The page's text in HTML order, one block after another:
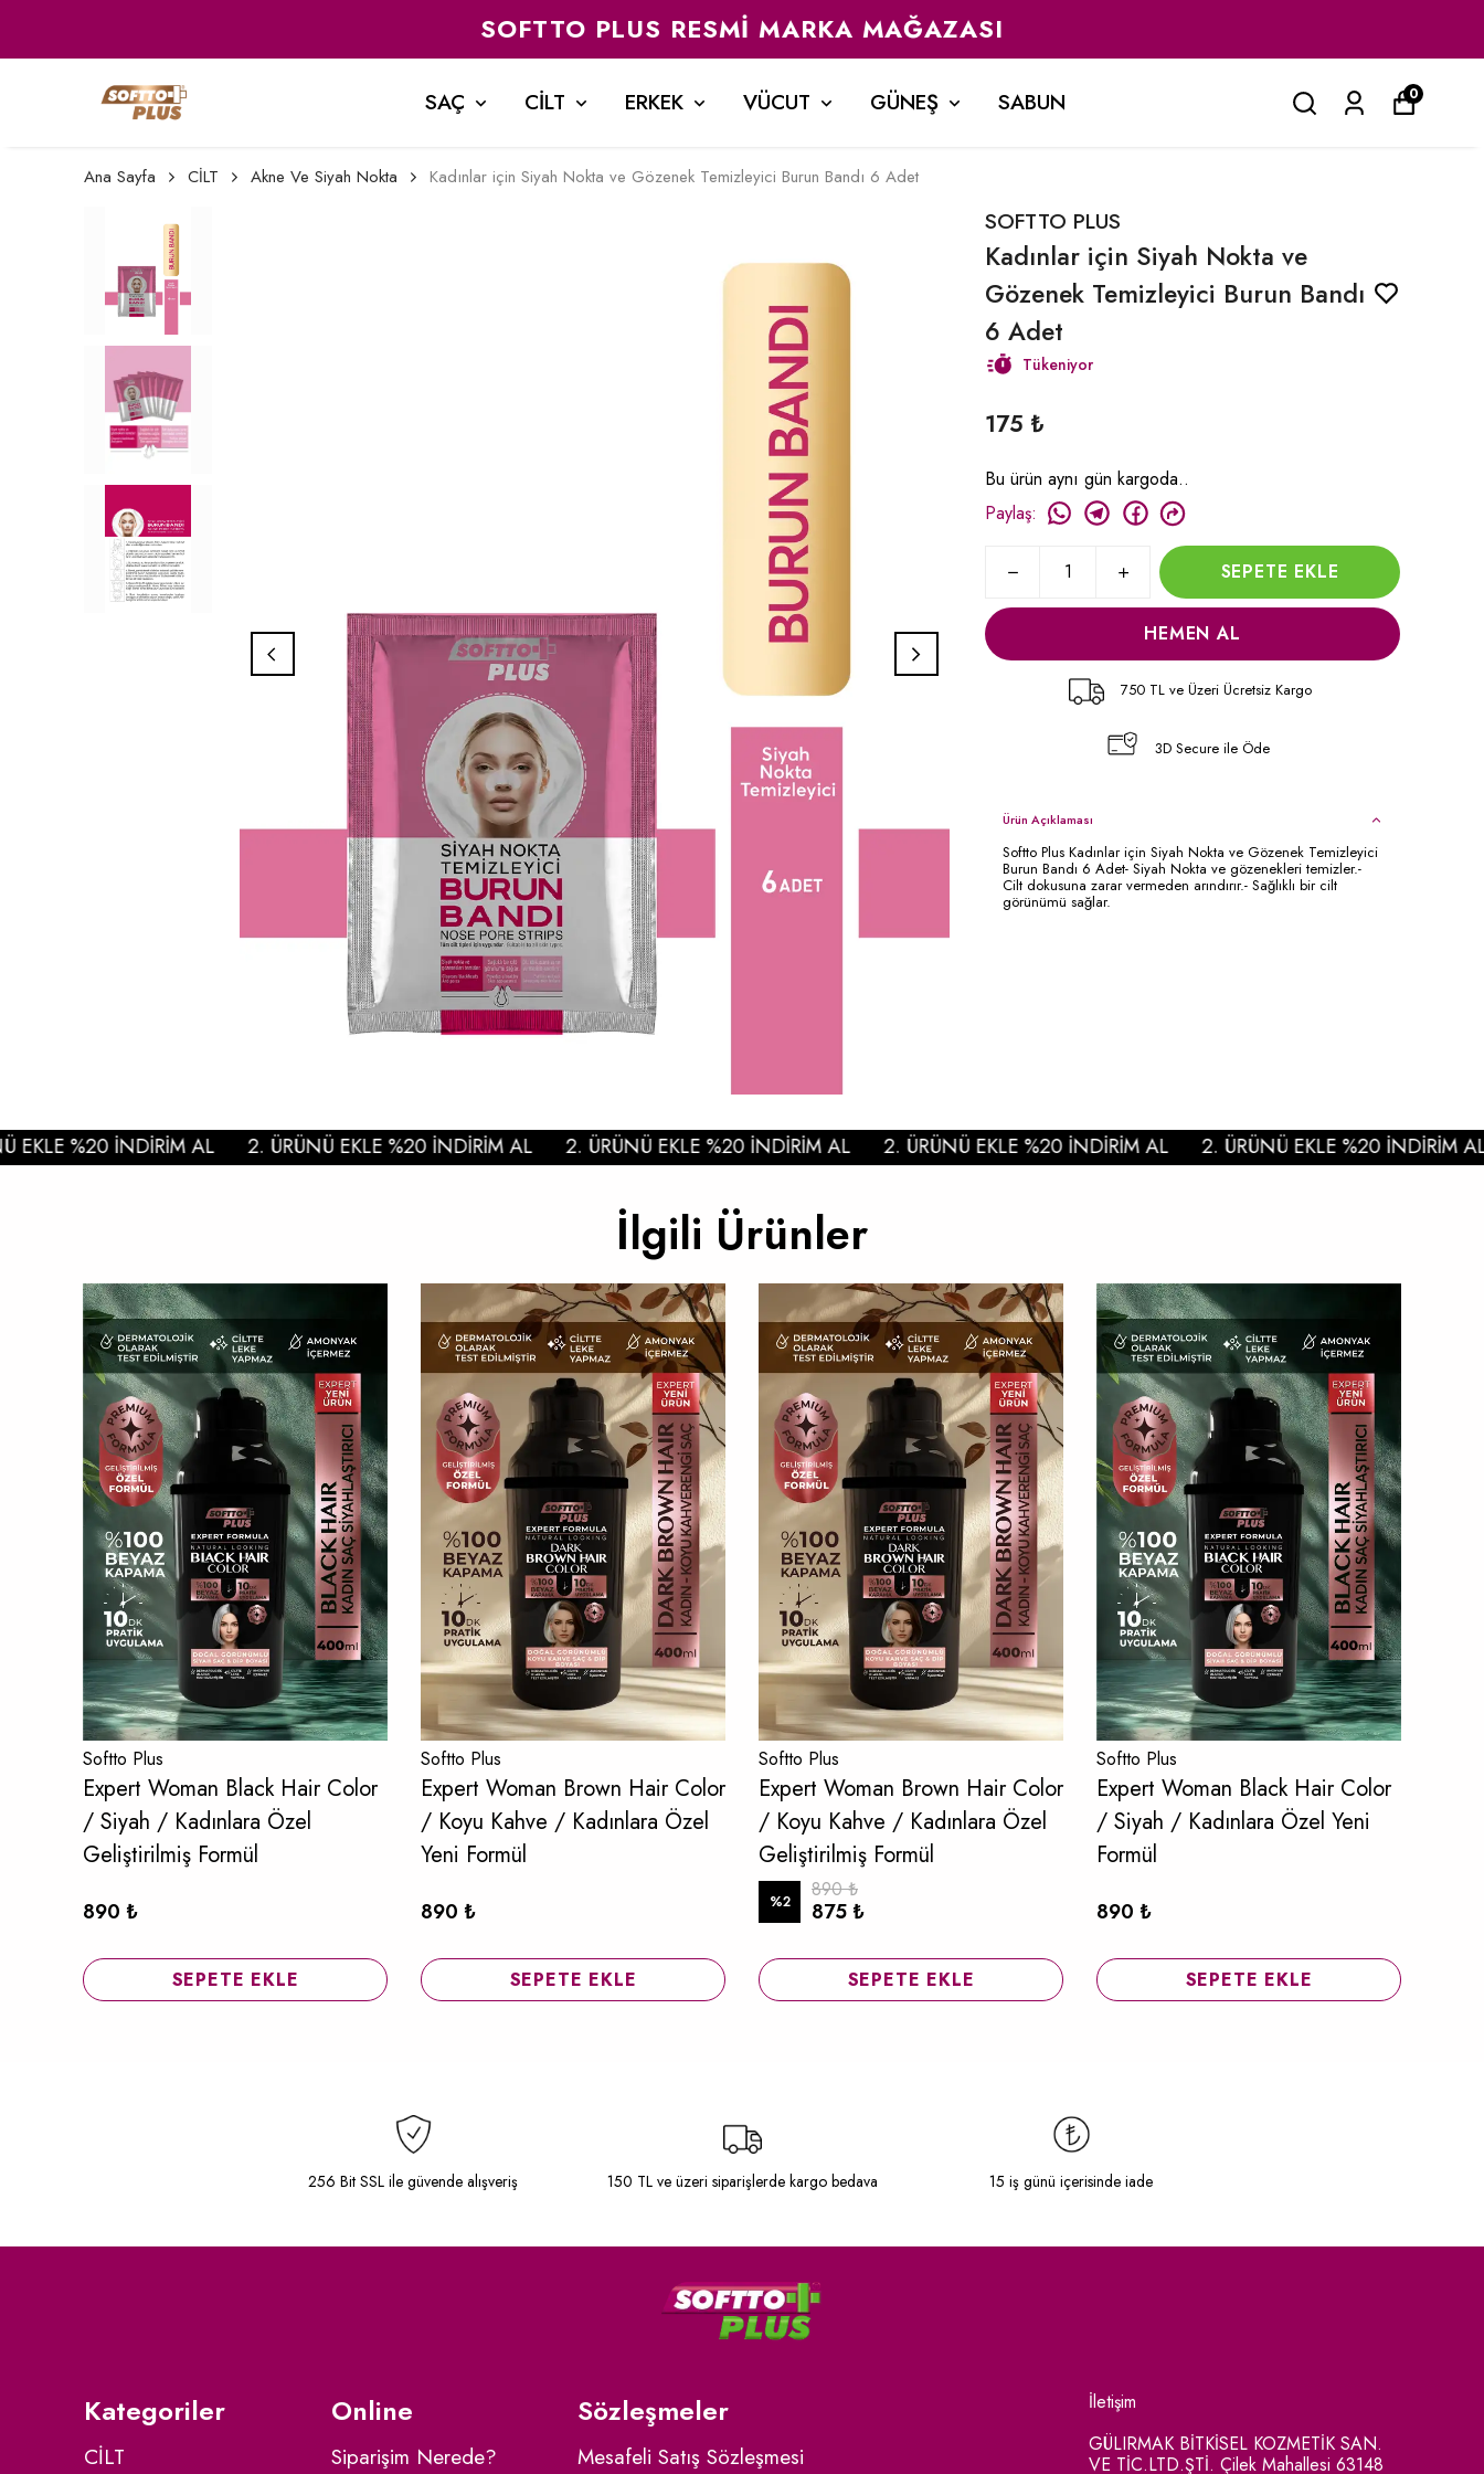
SOFTTO PLUS RESMI MARKA MAĞAZASI
SAÇ CİLT ERKEK VÜCUT GÜNEŞ SABUN 0
Ana Sayfa CİLT Akne Ve Siyah Nokta Kadınlar için Siyah Nokta ve Gözenek Temizleyici Burun Bandı 6 Adet
SOFTTO PLUS
Kadınlar için Siyah Nokta ve
Gözenek Temizleyici Burun Bandı
6 Adet
Tükeniyor
175 ₺
Bu ürün aynı gün kargoda..
Paylaş:
SEPETE EKLE
HEMEN AL
750 TL ve Üzeri Ücretsiz Kargo
3D Secure ile Öde
Ürün Açıklaması
Softto Plus Kadınlar için Siyah Nokta ve Gözenek Temizleyici
Burun Bandı 6 Adet- Siyah Nokta ve gözenekleri temizler.-
Cilt dokusuna zarar vermeden arındırır.- Sağlıklı bir cilt
görünümü sağlar.
%20 İNDİRİM AL 2. ÜRÜNÜ EKLE %20 İNDİRİM AL 2. ÜRÜNÜ EKLE %20 İNDİRİM AL 2. ÜRÜNÜ EKLE %20 İNDİRİM AL 2. ÜRÜNÜ EKLE %20 İNDİRİM AL
İlgili Ürünler
Softto Plus
Expert Woman Black Hair Color
/ Siyah / Kadınlara Özel
Geliştirilmiş Formül
890 ₺
SEPETE EKLE
Softto Plus
Expert Woman Brown Hair Color
/ Koyu Kahve / Kadınlara Özel
Yeni Formül
890 ₺
SEPETE EKLE
Softto Plus
Expert Woman Brown Hair Color
/ Koyu Kahve / Kadınlara Özel
Geliştirilmiş Formül
%2 890 ₺
875 ₺
SEPETE EKLE
Softto Plus
Expert Woman Black Hair Color
/ Siyah / Kadınlara Özel Yeni
Formül
890 ₺
SEPETE EKLE
256 Bit SSL ile güvende alışveriş 150 TL ve üzeri siparişlerde kargo bedava 15 iş günü içerisinde iade
Kategoriler
CİLT
Online
Siparişim Nerede?
Sözleşmeler
Mesafeli Satış Sözleşmesi
İletişim
GÜLIRMAK BİTKİSEL KOZMETİK SAN.
VE TİC.LTD.ŞTİ. Çilek Mahallesi 63148